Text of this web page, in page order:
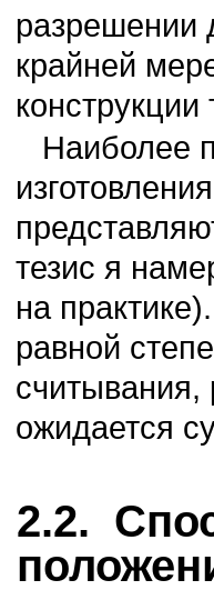
разрешении
крайней
конструкции
Наиболее пригодными для самостоятельного
тезис я
на
равной
считывания,
ожидается
2.2.